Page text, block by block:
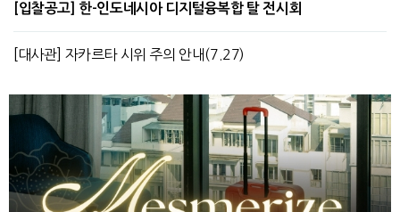
[입찰공고] 한-인도네시아 디지털융복합 탈 전시회
[대사관] 자카르타 시위 주의 안내(7.27)